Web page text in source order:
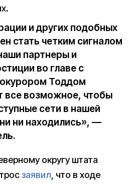
и других подобных
стать четким сигналом
партнеры и
во главе с
Тоддом
все возможное, чтобы
сети в нашей
ни находились», —
округу штата
заявил, что в ходе